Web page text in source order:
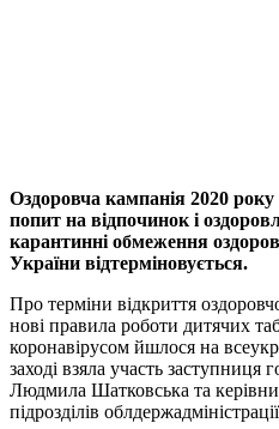
Оздоровча кампанія 2020 року
попит на відпочинок і
карантинні обмеження
України відтерміновується.
Про терміни відкриття
нові правила роботи дитячих
коронавірусом йшлося на
заході взяла участь заступниця
Людмила Шатковська та
підрозділів